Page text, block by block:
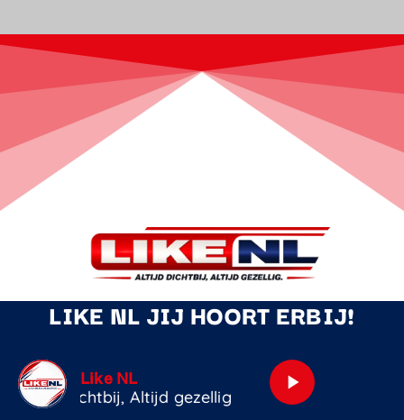
LIKE NL JIJ HOORT ERBIJ!
Gastenlijst
André Hazes
play_arrow